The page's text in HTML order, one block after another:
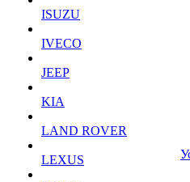
ISUZU
IVECO
JEEP
KIA
LAND ROVER
LEXUS